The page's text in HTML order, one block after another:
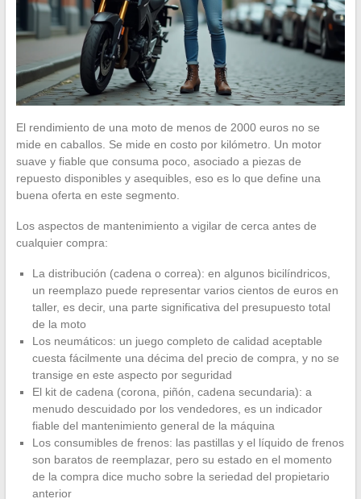
El rendimiento de una moto de menos de 2000 euros no se
mide en caballos. Se mide en costo por kilómetro. Un motor
suave y fiable que consuma poco, asociado a piezas de
repuesto disponibles y asequibles, eso es lo que define una
buena oferta en este segmento.
Los aspectos de mantenimiento a vigilar de cerca antes de
cualquier compra:
La distribución (cadena o correa): en algunos bicilíndricos,
un reemplazo puede representar varios cientos de euros en
taller, es decir, una parte significativa del presupuesto total
de la moto
Los neumáticos: un juego completo de calidad aceptable
cuesta fácilmente una décima del precio de compra, y no se
transige en este aspecto por seguridad
El kit de cadena (corona, piñón, cadena secundaria): a
menudo descuidado por los vendedores, es un indicador
fiable del mantenimiento general de la máquina
Los consumibles de frenos: las pastillas y el líquido de frenos
son baratos de reemplazar, pero su estado en el momento
de la compra dice mucho sobre la seriedad del propietario
anterior